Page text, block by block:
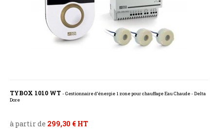
TYBOX 1010 WT - Gestionnaire d’énergie 1 zone pour chauffage Eau Chaude - Delta
Dore
à partir de 299,30 € HT